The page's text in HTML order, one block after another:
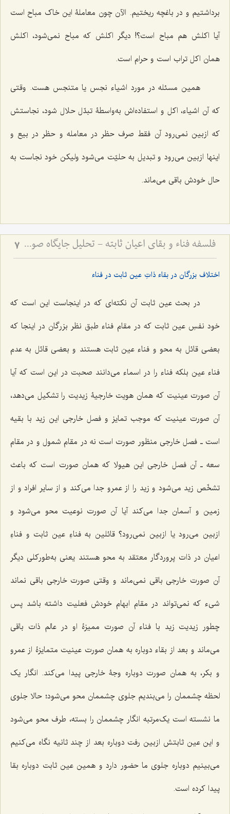
برداشتیم و در باغچه ریختیم. الآن چون معاملۀ این خاک مباح است
آیا اکلش هم مباح است؟! دیگر اکلش که مباح نمى‌شود، اکلش
همان اکل تراب است و حرام است.
همین مسئله در مورد اشیاء نجس یا متنجس هست. وقتى
که آن اشیاء، اکل و استفاده‌اش به‌واسطۀ تبدّل حلال شود، نجاستش
که ازبین نمى‌رود آن فقط صرف حظر در معامله و حظر در بیع و
اینها ازبین مى‌رود و تبدیل به حلیّت مى‌شود ولیکن خود نجاست به‌
حال خودش باقى مى‌ماند.
فلسفه فناء و بقای اعیان ثابته - تحلیل جایگاه صورت نوعیه در سیر تکاملی انسان 7
اختلاف بزرگان در بقاء ذاتِ عین ثابت در فناء
در بحث عین ثابت آن نکته‌اى که در اینجاست این است که
خود نفسِ عین ثابت که در مقام فناء طبق نظر بزرگان در اینجا که
بعضى قائل به محو و فناء عین ثابت هستند و بعضى قائل به عدم
فناء عین بلکه فناء را در اسماء مى‌دانند صحبت در این است که آیا
آن صورت عینیت که همان هویت خارجیۀ زیدیت را تشکیل مى‌دهد،
آن صورت عینیت که موجب تمایز و فصل خارجى این زید با بقیه
است ـ فصل خارجى منظور صورت است نه در مقام شمول و در مقام
سعه ـ آن فصل خارجى این هیولا که همان صورت است که باعث
تشخّص زید مى‌شود و زید را از عمرو جدا مى‌کند و از سایر افراد و از
زمین و آسمان جدا مى‌کند آیا آن صورت نوعیت محو مى‌شود و
ازبین مى‌رود یا ازبین نمى‌رود؟ قائلین به فناءِ عین ثابت و فناءِ
اعیان در ذات پروردگار معتقد به محو هستند یعنى به‌طورکلى دیگر
آن صورت خارجى باقى نمى‌ماند و وقتى صورت خارجى باقى نماند
شی‌ء که نمى‌تواند در مقام ابهام خودش فعلیت داشته باشد پس
چطور زیدیت زید با فناء آن صورت ممیزۀ او در عالم ذات باقى
مى‌ماند و بعد از بقاء دوباره به همان صورت عینیت متمایزۀ از عمرو
و بکر، به همان صورت دوباره وجۀ خارجى پیدا مى‌کند. انگار یک
لحظه چشممان را مى‌بندیم جلوى چشممان محو مى‌شود؛ حالا جلوى
ما نشسته است یک‌مرتبه انگار چشممان را بسته، طرف محو مى‌شود
و این عین ثابتش ازبین رفت دوباره بعد از چند ثانیه نگاه مى‌کنیم
مى‌بینیم دوباره جلوى ما حضور دارد و همین عین ثابت دوباره بقا
پیدا کرده است.